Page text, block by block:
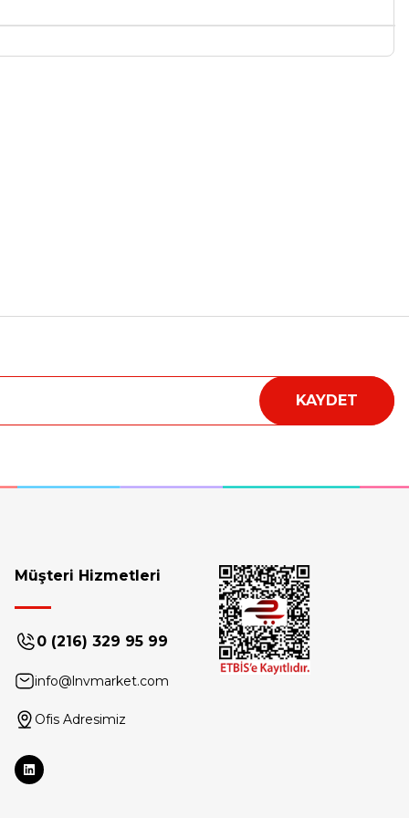
4.8GHz'e kadar, 24MB Intel® Akıllı Önbellek
Lenovo
inch Basic Topload Çanta 4X40Y95214
30,60 USD + KDV
1.750,81 TL
KDV Dahil
KAYDET
Müşteri Hizmetleri
0 (216) 329 95 99
info@lnvmarket.com
Ofis Adresimiz